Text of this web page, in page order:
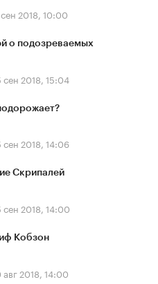
2018, 10:00
о подозреваемых
сен 2018, 15:04
сен 2018, 14:06
Скрипалей
сен 2018, 14:00
Кобзон
2018, 14:00